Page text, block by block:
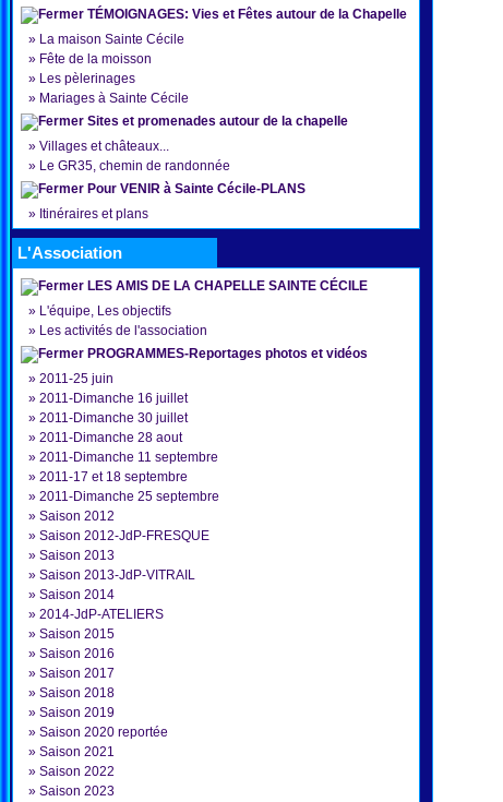
TÉMOIGNAGES: Vies et Fêtes autour de la Chapelle
» La maison Sainte Cécile
» Fête de la moisson
» Les pèlerinages
» Mariages à Sainte Cécile
Sites et promenades autour de la chapelle
» Villages et châteaux...
» Le GR35, chemin de randonnée
Pour VENIR à Sainte Cécile-PLANS
» Itinéraires et plans
L'Association
LES AMIS DE LA CHAPELLE SAINTE CÉCILE
» L'équipe, Les objectifs
» Les activités de l'association
PROGRAMMES-Reportages photos et vidéos
» 2011-25 juin
» 2011-Dimanche 16 juillet
» 2011-Dimanche 30 juillet
» 2011-Dimanche 28 aout
» 2011-Dimanche 11 septembre
» 2011-17 et 18 septembre
» 2011-Dimanche 25 septembre
» Saison 2012
» Saison 2012-JdP-FRESQUE
» Saison 2013
» Saison 2013-JdP-VITRAIL
» Saison 2014
» 2014-JdP-ATELIERS
» Saison 2015
» Saison 2016
» Saison 2017
» Saison 2018
» Saison 2019
» Saison 2020 reportée
» Saison 2021
» Saison 2022
» Saison 2023